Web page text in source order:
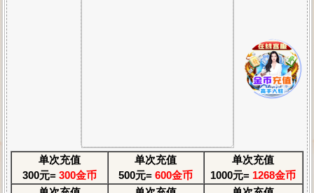
单次充值
300元= 300金币
单次充值
500元= 600金币
单次充值
1000元= 1268金币